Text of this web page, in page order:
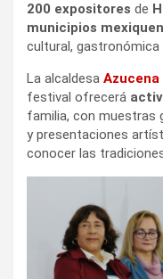
200 expositores de
municipios
cultural, gastronómica
La alcaldesa Azucena
festival ofrecerá
familia, con muestras
y presentaciones
conocer las